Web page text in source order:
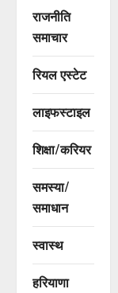
राजनीति
समाचार
रियल एस्टेट
लाइफस्टाइल
शिक्षा/करियर
समस्या/
समाधान
स्वास्थ
हरियाणा